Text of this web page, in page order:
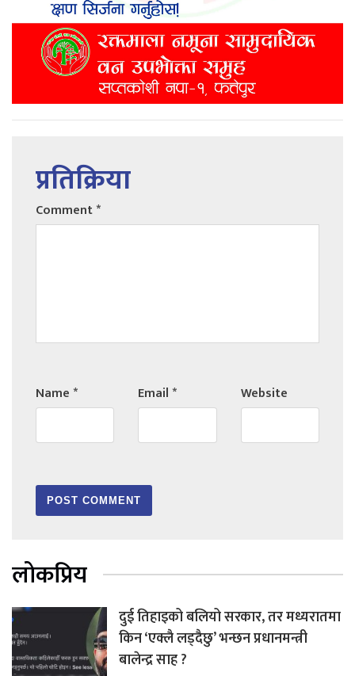
प्रतिक्रिया
Comment*
Name* Email* Website
लोकप्रिय
दुई तिहाइको बलियो सरकार, तर मध्यरातमा
किन ‘एक्लै लड्दैछु’ भन्छन प्रधानमन्त्री
बालेन्द्र साह ?